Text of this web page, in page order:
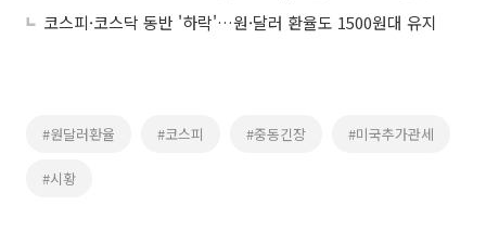
코스피·코스닥 동반 '하락'…원·달러 환율도 1500원대 유지
#원달러환율 #코스피 #중동긴장 #미국추가관세
#시황